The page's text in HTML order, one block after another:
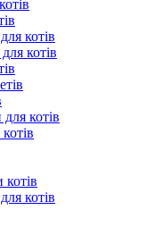
котів
котів
котів
котів